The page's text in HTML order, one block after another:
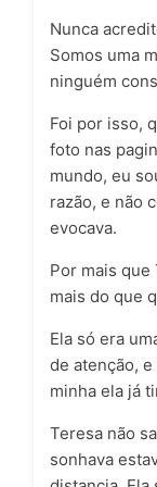
Nunca
Somos uma
ninguém
Foi por isso,
foto nas
mundo, eu
razão, e não
evocava.
Por mais que
mais do que
Ela só era
de atenção,
minha ela já
Teresa não
sonhava